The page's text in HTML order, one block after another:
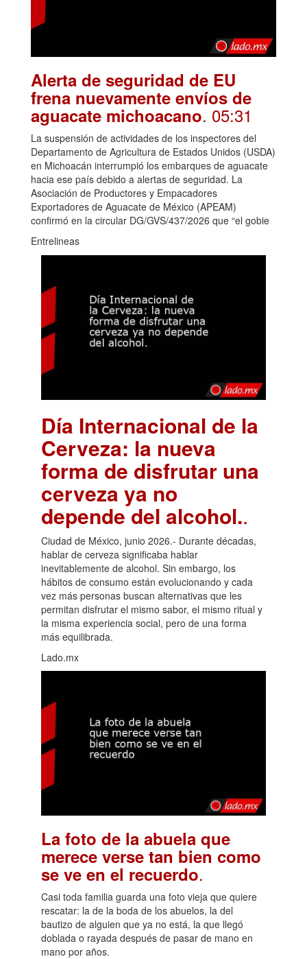
Alerta de seguridad de EU
frena nuevamente envíos de
aguacate michoacano. 05:31
La suspensión de actividades de los inspectores del
Departamento de Agricultura de Estados Unidos (USDA)
en Michoacán interrumpió los embarques de aguacate
hacia ese país debido a alertas de seguridad. La
Asociación de Productores y Empacadores
Exportadores de Aguacate de México (APEAM)
confirmó en la circular DG/GVS/437/2026 que “el gobie
Entrelineas
Día Internacional de la
Cerveza: la nueva
forma de disfrutar una
cerveza ya no
depende del alcohol..
Ciudad de México, junio 2026.- Durante décadas,
hablar de cerveza significaba hablar
inevitablemente de alcohol. Sin embargo, los
hábitos de consumo están evolucionando y cada
vez más personas buscan alternativas que les
permitan disfrutar el mismo sabor, el mismo ritual y
la misma experiencia social, pero de una forma
más equilibrada.
Lado.mx
La foto de la abuela que
merece verse tan bien como
se ve en el recuerdo.
Casi toda familia guarda una foto vieja que quiere
rescatar: la de la boda de los abuelos, la del
bautizo de alguien que ya no está, la que llegó
doblada o rayada después de pasar de mano en
mano por años.